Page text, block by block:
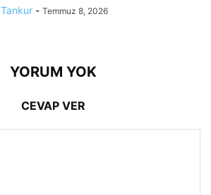
Tankur - Temmuz 8, 2026
YORUM YOK
CEVAP VER